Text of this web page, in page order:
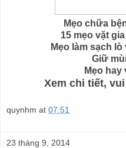
Mẹo chữa
15 mẹo vặt
Mẹo làm sạch
Giữ
Mẹo
Xem chi tiết,
quynhm at 07:51
23 tháng 9, 2014